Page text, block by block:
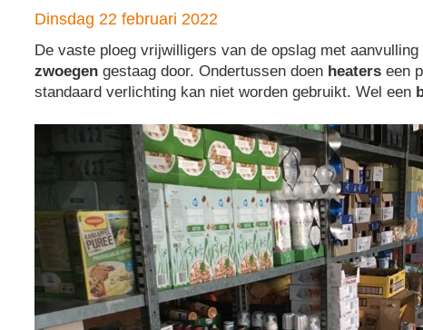
Dinsdag 22 februari 2022
De vaste ploeg vrijwilligers van de opslag met
zwoegen gestaag door. Ondertussen doen heaters een
standaard verlichting kan niet worden gebruikt. Wel een